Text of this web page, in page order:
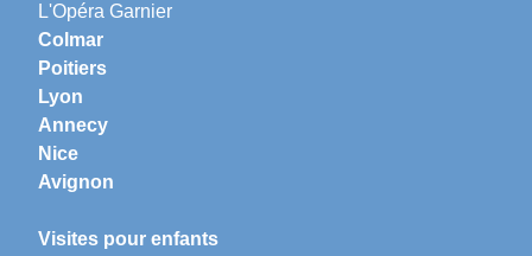
L'Opéra Garnier
Colmar
Poitiers
Lyon
Annecy
Nice
Avignon
Visites pour enfants